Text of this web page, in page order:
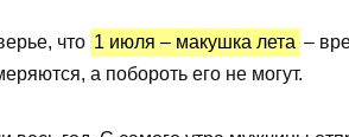
что 1 июля – макушка лета –
а побороть его не могут.